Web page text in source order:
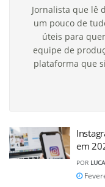
Jornalista que lê
um pouco de
úteis para
equipe de
plataforma que
em
POR